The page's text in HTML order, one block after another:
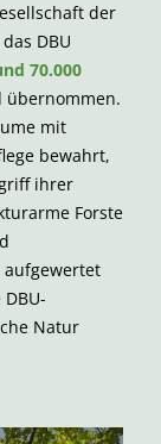
der
DBU
70.000
übernommen.
mit
bewahrt,
ihrer
Forste
aufgewertet
Natur